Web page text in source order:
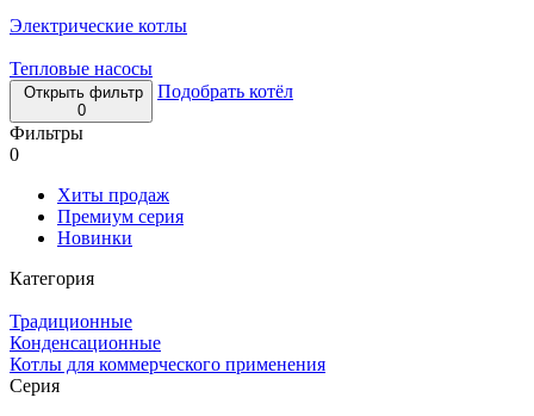
Электрические котлы
Тепловые насосы
Открыть фильтр
0
Подобрать котёл
Фильтры
0
Хиты продаж
Премиум серия
Новинки
Категория
Традиционные
Конденсационные
Котлы для коммерческого применения
Серия